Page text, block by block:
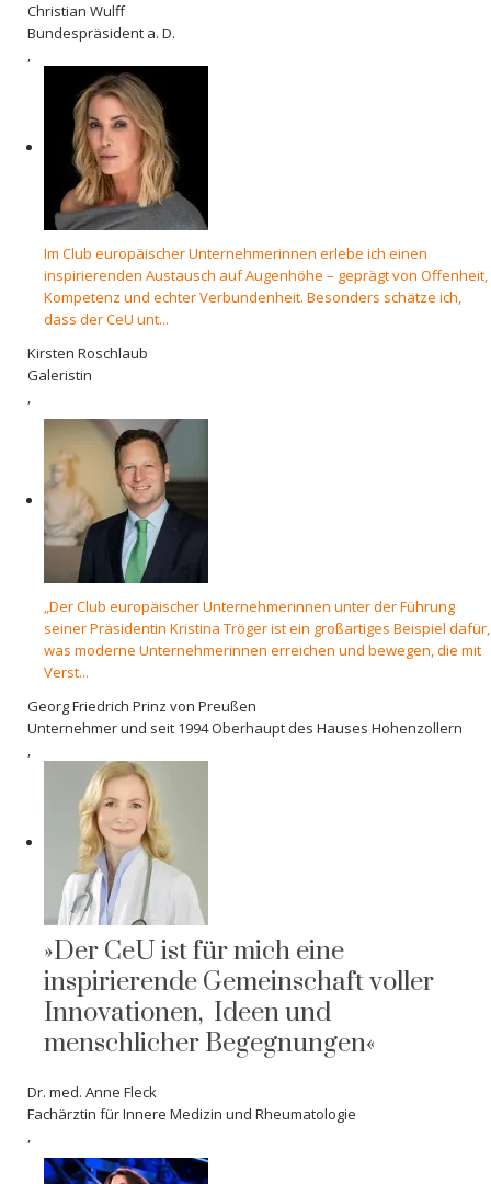
Christian Wulff
Bundespräsident a. D.
,
Im Club europäischer Unternehmerinnen erlebe ich einen
inspirierenden Austausch auf Augenhöhe – geprägt von Offenheit,
Kompetenz und echter Verbundenheit. Besonders schätze ich,
dass der CeU unt...
Kirsten Roschlaub
Galeristin
,
„Der Club europäischer Unternehmerinnen unter der Führung
seiner Präsidentin Kristina Tröger ist ein großartiges Beispiel dafür,
was moderne Unternehmerinnen erreichen und bewegen, die mit
Verst...
Georg Friedrich Prinz von Preußen
Unternehmer und seit 1994 Oberhaupt des Hauses Hohenzollern
,
»Der CeU ist für mich eine
inspirierende Gemeinschaft voller
Innovationen, Ideen und
menschlicher Begegnungen«
Dr. med. Anne Fleck
Fachärztin für Innere Medizin und Rheumatologie
,